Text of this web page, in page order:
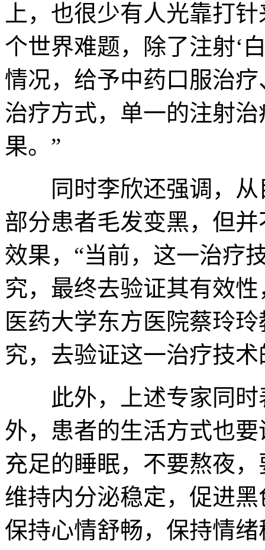
上，也很少有人光靠打
个世界难题，除了注射‘
情况，给予中药口服治
治疗方式，单一的注射
果。”
同时李欣还强调，从
部分患者毛发变黑，但
效果，“当前，这一治疗
究，最终去验证其有效
医药大学东方医院蔡玲
究，去验证这一治疗技术
此外，上述专家同时
外，患者的生活方式也
充足的睡眠，不要熬夜
维持内分泌稳定，促进
保持心情舒畅，保持情